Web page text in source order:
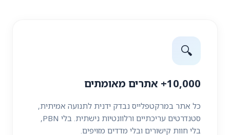
🔍
10,000+ אתרים מאומתים
כל אתר במרקטפלייס נבדק ידנית לתנועה אמיתית,
סטנדרטים עריכתיים ורלוונטיות נישתית. בלי PBN,
בלי חוות קישורים ובלי מדדים מזויפים.